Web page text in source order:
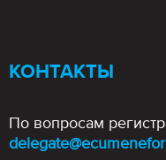
КОНТАКТЫ
По вопросам